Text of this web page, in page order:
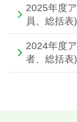
2025年度
員、総括表)
2024年度
者、総括表)